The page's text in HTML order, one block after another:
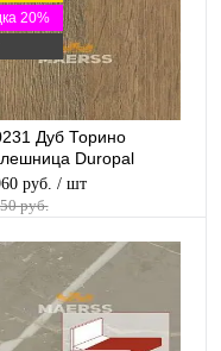
20%
Дуб Торино
Duropal
руб. / шт
руб.